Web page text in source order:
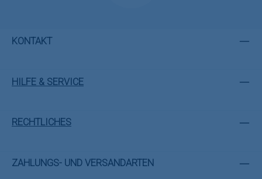
KONTAKT
HILFE & SERVICE
RECHTLICHES
ZAHLUNGS- UND VERSANDARTEN